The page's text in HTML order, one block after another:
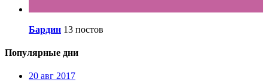
Бардин 13 постов
Популярные дни
20 авг 2017